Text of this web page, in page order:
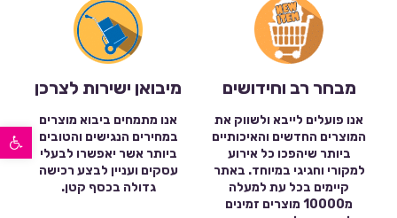
פתח סרגל נגישות
מבחר רב וחידושים
אנו פועלים לייבא ולשווק את
המוצרים החדשים והאיכותיים
ביותר שיהפכו כל אירוע
למקורי וחגיגי במיוחד. באתר
קיימים בכל עת למעלה
מ10000 מוצרים זמינים
מיבואן ישירות לצרכן
אנו מתמחים ביבוא מוצרים
במחירים הנגישים והטובים
ביותר אשר יאפשרו לבעלי
עסקים ועניין לבצע רכישה
גדולה בכסף קטן.